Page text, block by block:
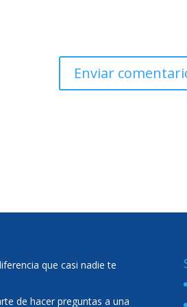
que casi nadie te
de hacer preguntas a una